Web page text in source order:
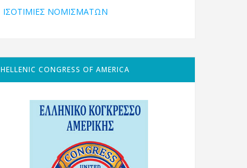
ΙΣΟΤΙΜΙΕΣ ΝΟΜΙΣΜΑΤΩΝ
HELLENIC CONGRESS OF AMERICA